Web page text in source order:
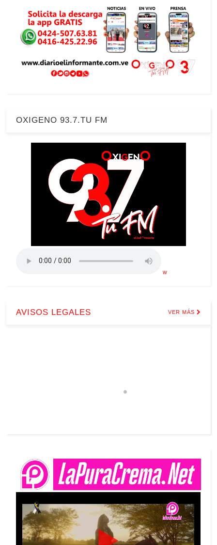
OXIGENO 93.7.TU FM
w
AVISOS LEGALES VER MÁS